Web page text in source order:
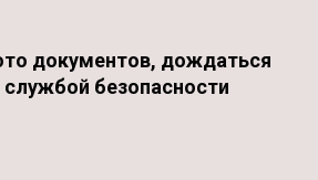
документов, дождаться
службой безопасности